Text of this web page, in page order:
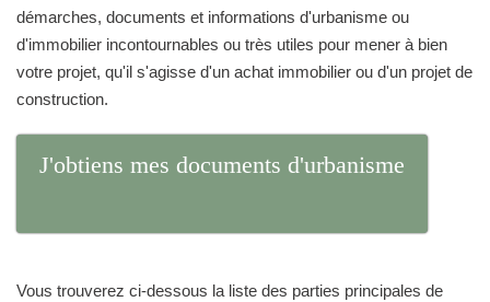
démarches, documents et informations d'urbanisme ou
d'immobilier incontournables ou très utiles pour mener à bien
votre projet, qu'il s'agisse d'un achat immobilier ou d'un projet de
construction.
J'obtiens mes documents d'urbanisme
Vous trouverez ci-dessous la liste des parties principales de